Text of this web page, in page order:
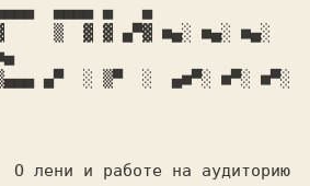
▒  ▓ ▓ ▄▀▓ ■▄░ ■▄░ ■▄░
▄▀  ░ ▒▀  ░  ▄■▀░ ■▀░ ■▀░